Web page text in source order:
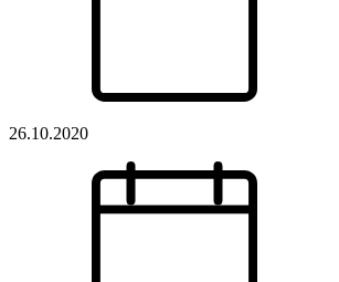
26.10.2020